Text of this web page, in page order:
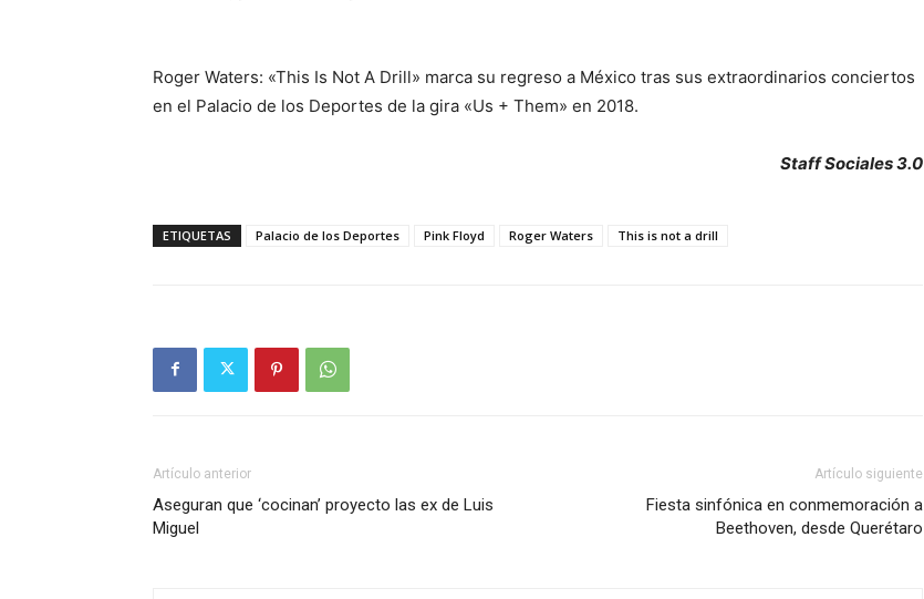
Roger Waters: «This Is Not A Drill» marca su regreso a México tras sus extraordinarios conciertos
en el Palacio de los Deportes de la gira «Us + Them» en 2018.
Staff Sociales 3.0
ETIQUETAS Palacio de los Deportes Pink Floyd Roger Waters This is not a drill
Artículo anterior
Aseguran que ‘cocinan’ proyecto las ex de Luis
Miguel
Artículo siguiente
Fiesta sinfónica en conmemoración a
Beethoven, desde Querétaro